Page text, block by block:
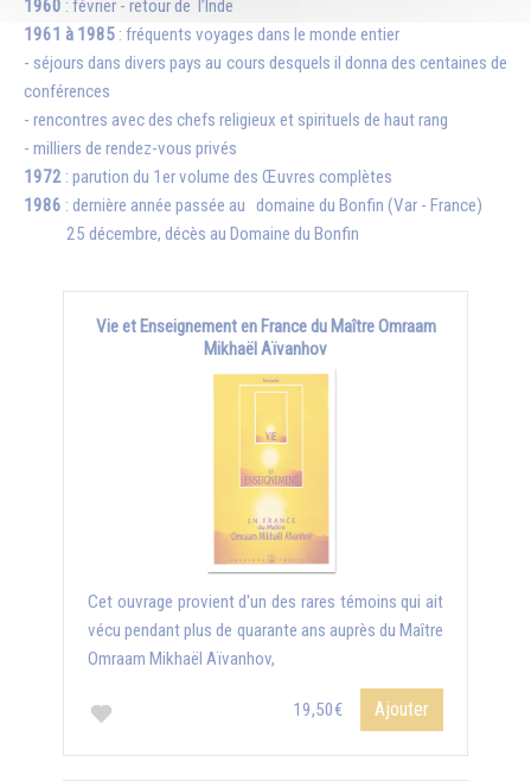
1960 : février - retour de l’Inde
1961 à 1985 : fréquents voyages dans le monde entier
- séjours dans divers pays au cours desquels il donna des centaines de
conférences
- rencontres avec des chefs religieux et spirituels de haut rang
- milliers de rendez-vous privés
1972 : parution du 1er volume des Œuvres complètes
1986 : dernière année passée au domaine du Bonfin (Var - France)
25 décembre, décès au Domaine du Bonfin
Vie et Enseignement en France du Maître Omraam
Mikhaël Aïvanhov
Cet ouvrage provient d'un des rares témoins qui ait
vécu pendant plus de quarante ans auprès du Maître
Omraam Mikhaël Aïvanhov,
19,50€ Ajouter